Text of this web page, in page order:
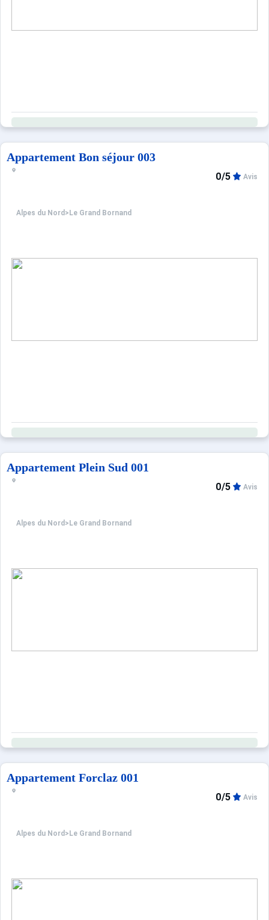
Appartement Bon séjour 003
Alpes du Nord > Le Grand Bornand
0/5 Avis
Appartement Plein Sud 001
Alpes du Nord > Le Grand Bornand
0/5 Avis
Appartement Forclaz 001
Alpes du Nord > Le Grand Bornand
0/5 Avis